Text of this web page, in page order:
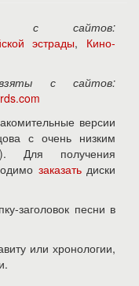
с сайтов:
эстрады, Кино-
с сайтов:
версии
с очень низким
Для получения
заказатьдиски
заголовок песни в
или хронологии,